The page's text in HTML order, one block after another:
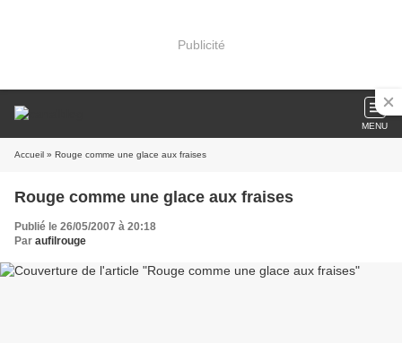
Publicité
MENU
Accueil » Rouge comme une glace aux fraises
Rouge comme une glace aux fraises
Publié le 26/05/2007 à 20:18
Par aufilrouge